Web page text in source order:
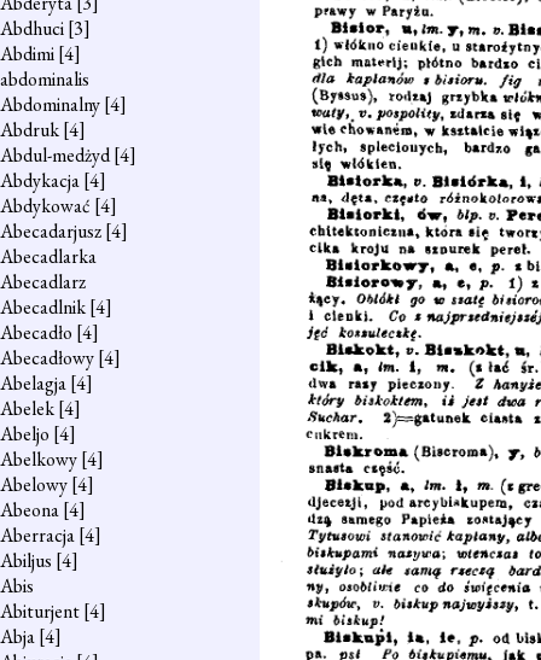
Abdhuci[3]
Abdimi[4]
abdominalis
Abdominalny[4]
Abdruk[4]
Abdul-medżyd[4]
Abdykacja[4]
Abdykować [4]
Abecadarjusz[4]
Abecadlarka
Abecadlarz
Abecadlnik[4]
Abecadło [4]
Abecadłowy[4]
Abelagja[4]
Abelek[4]
Abeljo [4]
Abelkowy[4]
Abelowy[4]
Abeona[4]
Aberracja[4]
Abiljus [4]
Abis
Abiturjent[4]
Abja[4]